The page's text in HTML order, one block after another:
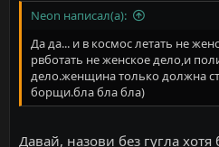
Neon написал(а):
Да да... и в космос летать не
рвботать не женское дело,и
дело.женщина только должна
борщи.бла бла бла)
Давай, назови без гугла